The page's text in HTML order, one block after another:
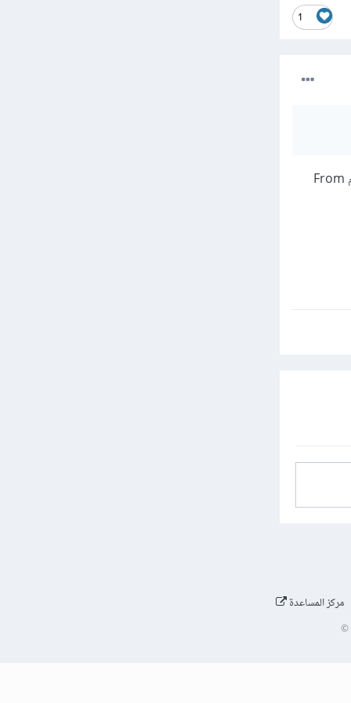
1
في عبارة sql هل اسم الجدول question؟ أرجو كتابة select * FROM question من الضروري استخدم From
مركز المساعدة
©